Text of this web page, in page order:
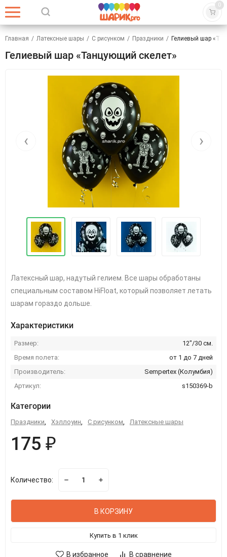
0
Главная / Латексные шары / С рисунком / Праздники / Гелиевый шар
Гелиевый шар «Танцующий скелет»
‹ ›
Латексный шар, надутый гелием. Все шары обработаны
специальным составом HiFloat, который позволяет летать
шарам гораздо дольше.
Характеристики
Размер:
12"/30 см.
Время полета:
от 1 до 7 дней
Производитель:
Sempertex (Колумбия)
Артикул:
s150369-b
Категории
Праздники, Хэллоуин, С рисунком, Латексные шары
175 ₽
Количество:
В КОРЗИНУ
Купить в 1 клик
В избранное В сравнение